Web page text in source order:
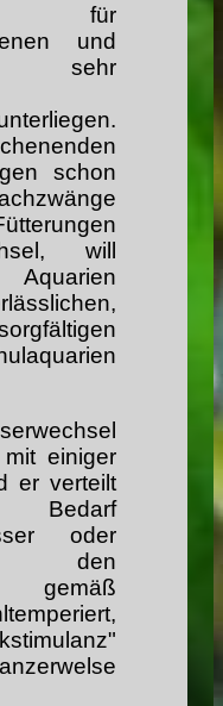
für
und
sehr
schon
will
einiger
er verteilt
oder
den
gemäß